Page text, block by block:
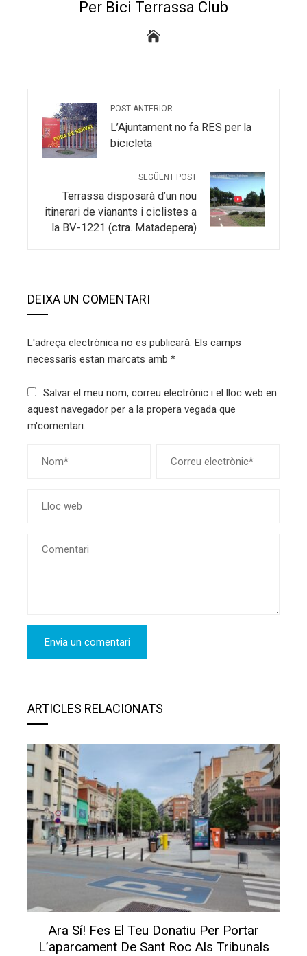
Per Bici Terrassa Club
POST ANTERIOR
L’Ajuntament no fa RES per la
bicicleta
SEGÜENT POST
Terrassa disposarà d’un nou
itinerari de vianants i ciclistes a
la BV-1221 (ctra. Matadepera)
DEIXA UN COMENTARI
L'adreça electrònica no es publicarà. Els camps
necessaris estan marcats amb *
Salvar el meu nom, correu electrònic i el lloc web en
aquest navegador per a la propera vegada que
m'comentari.
ARTICLES RELACIONATS
Ara Sí! Fes El Teu Donatiu Per Portar
L’aparcament De Sant Roc Als Tribunals